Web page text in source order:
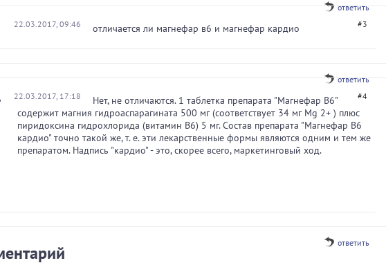
ответить
22.03.2017, 09:46 #3
отличается ли магнефар в6 и магнефар кардио
ответить
22.03.2017, 17:18 #4
Нет, не отличаются. 1 таблетка препарата "Магнефар В6"
содержит магния гидроаспарагината 500 мг (соответствует 34 мг Mg 2+ ) плюс
пиридоксина гидрохлорида (витамин В6) 5 мг. Состав препарата "Магнефар В6
кардио" точно такой же, т. е. эти лекарственные формы являются одним и тем же
препаратом. Надпись "кардио" - это, скорее всего, маркетинговый ход.
ответить